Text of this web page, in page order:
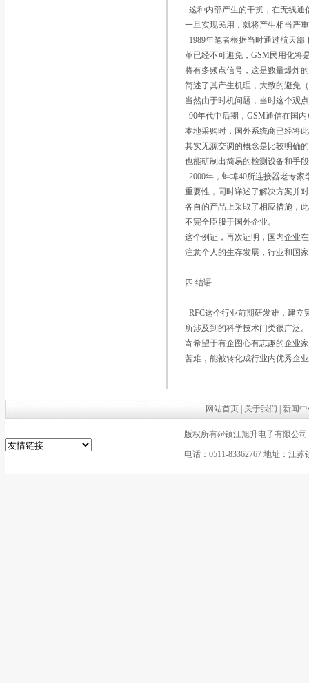
这种内部产生的干扰，在无线
一旦实现民用，就将产生相当严
1989年笔者根据当时通过航天
革已经不可避免，GSM民用化将
将有多频点信号，这是数量爆炸
简述了其产生机理，大致的避免
当然由于时机问题，当时这个观
90年代中后期，GSM通信在国
本地采购时，国外系统商已经将
其实无源交调的概念是比较明确
也能研制出简易的检测设备和手
2000年，蚌埠40所连接器老专
重要性，同时详述了解决方案并
各自的产品上采取了相应措施，
不完全臣服于国外企业。
这个例证，再次证明，国内企业
注意个人的生存发展，行业和国
四.结语
RFC这个行业前期研发难，建
所涉及到的科学技术门类很广泛
寄希望于有企图心有志趣的企业
苦难，能被转化成行业内优秀企
网站首页 关于我们 新闻
版权所有@镇江旭升电子有限公
电话：0511-83362767 地址：江